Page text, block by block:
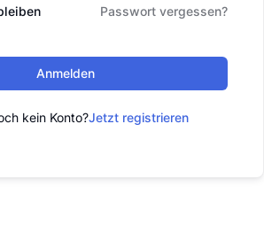
Passwort vergessen?
Anmelden
kein Konto?Jetzt registrieren